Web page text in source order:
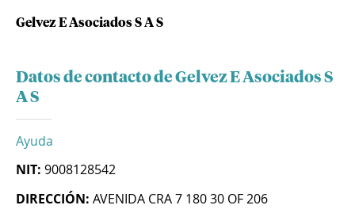
Gelvez E Asociados S A S
Datos de contacto de Gelvez E Asociados S
A S
Ayuda
NIT: 9008128542
DIRECCIÓN: AVENIDA CRA 7 180 30 OF 206